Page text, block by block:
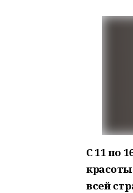
С 11 по
красоты
всей